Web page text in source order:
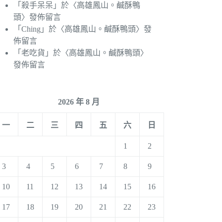
「殺手呆呆 」於〈高雄鳳山。鹹酥鴨
頭〉發佈留言
「Ching 」於〈高雄鳳山。鹹酥鴨頭〉發
佈留言
「老吃貨 」於〈高雄鳳山。鹹酥鴨頭〉
發佈留言
2026 年 8 月
一 二 三 四 五 六 日
1 2
3 4 5 6 7 8 9
10 11 12 13 14 15 16
17 18 19 20 21 22 23